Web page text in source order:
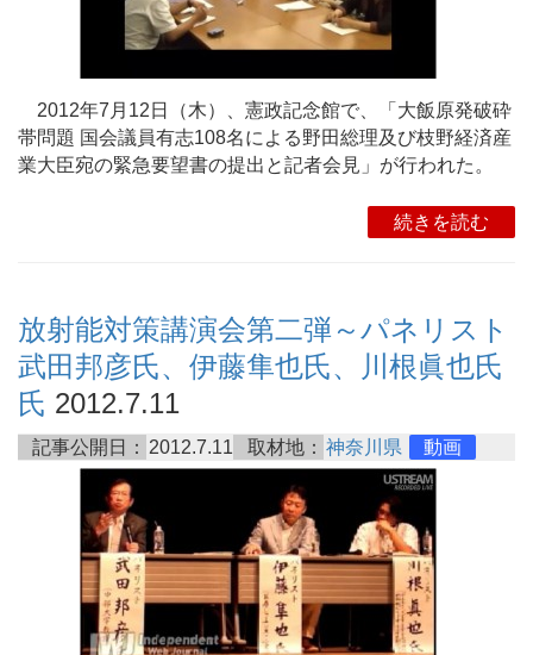
2012年7月12日（木）、憲政記念館で、「大飯原発破砕
帯問題 国会議員有志108名による野田総理及び枝野経済産
業大臣宛の緊急要望書の提出と記者会見」が行われた。
続きを読む
放射能対策講演会第二弾～パネリスト
武田邦彦氏、伊藤隼也氏、川根眞也氏
氏 2012.7.11
記事公開日： 2012.7.11 取材地： 神奈川県 動画